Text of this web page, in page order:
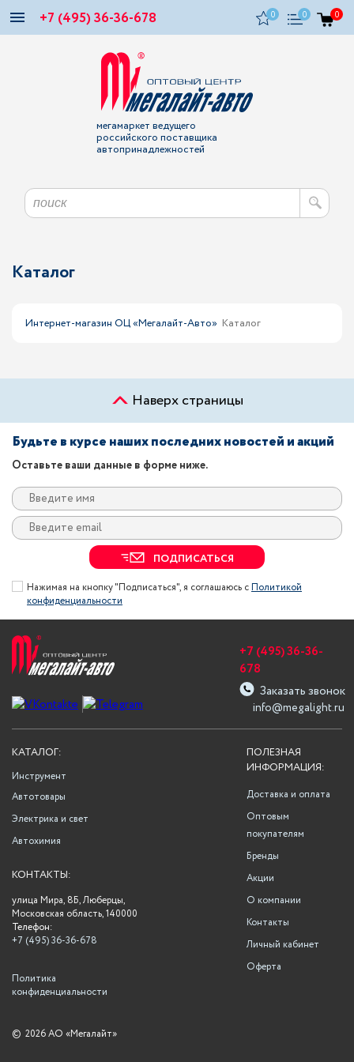
+7 (495) 36-36-678 0 0 0
мегамаркет ведущего
российского поставщика
автопринадлежностей
Каталог
Интернет-магазин ОЦ «Мегалайт-Авто» Каталог
Наверх страницы
Будьте в курсе наших последних новостей и акций
Оставьте ваши данные в форме ниже.
ПОДПИСАТЬСЯ
Нажимая на кнопку "Подписаться", я соглашаюсь сПолитикой
конфиденциальности
info@megalight.ru
+7 (495) 36-36-
678
Заказать звонок
ПОЛЕЗНАЯ
ИНФОРМАЦИЯ:
Доставка и оплата
Оптовым
покупателям
Бренды
Акции
О компании
Контакты
Личный кабинет
Оферта
КАТАЛОГ:
Инструмент
Автотовары
Электрика и свет
Автохимия
КОНТАКТЫ:
улица Мира, 8Б, Люберцы,
Московская область, 140000
Телефон:
+7 (495) 36-36-678
Политика
конфиденциальности
© 2026 АО «Мегалайт»